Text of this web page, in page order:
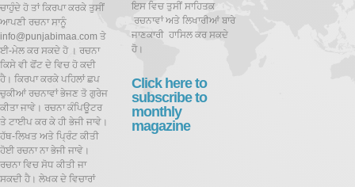
ਚਾਹੁੰਦੇ ਹੋ ਤਾਂ ਕਿਰਪਾ ਕਰਕੇ ਤੁਸੀਂ
ਆਪਣੀ ਰਚਨਾ ਸਾਨੂੰ
info@punjabimaa.com ਤੇ
ਈ-ਮੇਲ ਕਰ ਸਕਦੇ ਹੋ । ਰਚਨਾ
ਕਿਸੇ ਵੀ ਫੋਂਟ ਦੇ ਵਿਚ ਹੋ ਕਦੀ
ਹੈ। ਕਿਰਪਾ ਕਰਕੇ ਪਹਿਲਾਂ ਛਪ
ਚੁਕੀਆਂ ਰਚਨਾਵਾਂ ਭੇਜਣ ਤੋ ਗੁਰੇਜ
ਕੀਤਾ ਜਾਵੇ। ਰਚਨਾ ਕੰਪਿਊਟਰ
ਤੇ ਟਾਈਪ ਕਰ ਕੇ ਹੀ ਭੇਜੀ ਜਾਵੇ।
ਹੱਥ-ਲਿਖਤ ਅਤੇ ਪ੍ਰਿੰਟ ਕੀਤੀ
ਹੋਈ ਰਚਨਾ ਨਾ ਭੇਜੀ ਜਾਵੇ।
ਰਚਨਾ ਵਿਚ ਸੋਧ ਕੀਤੀ ਜਾ
ਸਕਦੀ ਹੈ। ਲੇਖਕ ਦੇ ਵਿਚਾਰਾਂ
ਇਸ ਵਿਚ ਤੁਸੀਂ ਸਾਹਿਤਕ
ਰਚਨਾਵਾਂ ਅਤੇ ਲਿਖਾਰੀਆਂ ਬਾਰੇ
ਜਾਣਕਾਰੀ ਹਾਸਿਲ ਕਰ ਸਕਦੇ
ਹੋ।
Click here to
subscribe to
monthly
magazine